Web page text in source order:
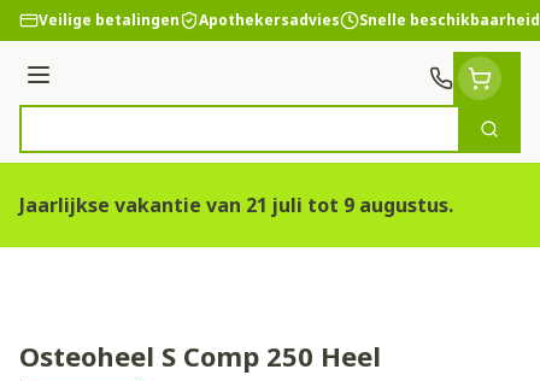
Ga naar de inhoud
Veilige betalingen Apothekersadvies Snelle beschikbaarheid
Menu
Zoek
Jaarlijkse vakantie van 21 juli tot 9 augustus.
Osteoheel S Comp 250 Heel